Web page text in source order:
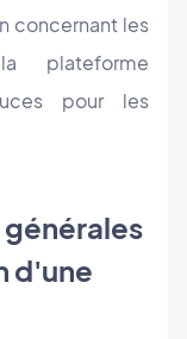
concernant les
plateforme
pour les
d'une